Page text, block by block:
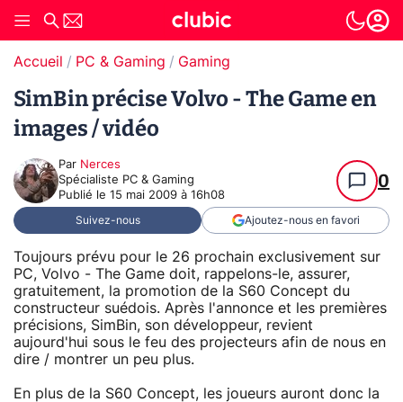
Accueil PC & Gaming Gaming
SimBin précise Volvo - The Game en
images / vidéo
Par Nerces
Spécialiste PC & Gaming
Publié le 15 mai 2009 à 16h08
0
Suivez-nous Ajoutez-nous en favori
Toujours prévu pour le 26 prochain exclusivement sur
PC, Volvo - The Game doit, rappelons-le, assurer,
gratuitement, la promotion de la S60 Concept du
constructeur suédois. Après l'annonce et les premières
précisions, SimBin, son développeur, revient
aujourd'hui sous le feu des projecteurs afin de nous en
dire / montrer un peu plus.
En plus de la S60 Concept, les joueurs auront donc la